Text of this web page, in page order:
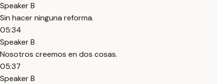
Speaker B
Sin hacer ninguna reforma.
05:34
Speaker B
Nosotros creemos en dos cosas.
05:37
Speaker B